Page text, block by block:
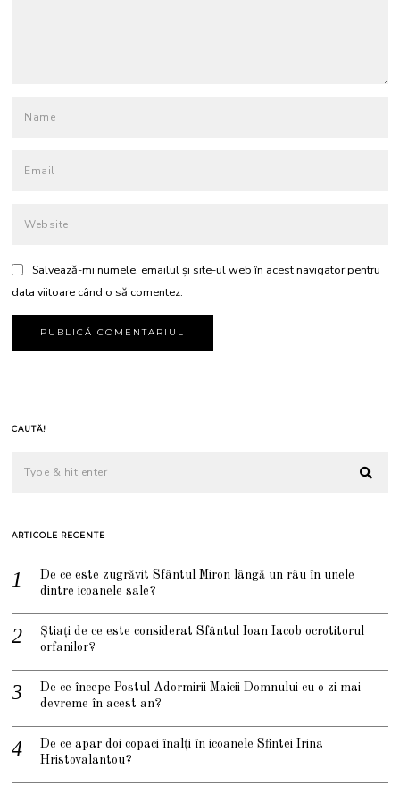
Salvează-mi numele, emailul și site-ul web în acest navigator pentru
data viitoare când o să comentez.
CAUTĂ!
ARTICOLE RECENTE
De ce este zugrăvit Sfântul Miron lângă un râu în unele
dintre icoanele sale?
Știați de ce este considerat Sfântul Ioan Iacob ocrotitorul
orfanilor?
De ce începe Postul Adormirii Maicii Domnului cu o zi mai
devreme în acest an?
De ce apar doi copaci înalți în icoanele Sfintei Irina
Hristovalantou?